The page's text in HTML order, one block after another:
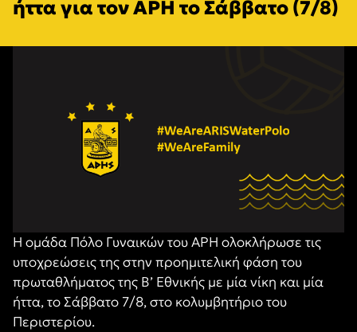
ήττα για τον ΑΡΗ το Σάββατο (7/8)
Η ομάδα Πόλο Γυναικών του ΑΡΗ ολοκλήρωσε τις
υποχρεώσεις της στην προημιτελική φάση του
πρωταθλήματος της Β’ Εθνικής με μία νίκη και μία
ήττα, το Σάββατο 7/8, στο κολυμβητήριο του
Περιστερίου.